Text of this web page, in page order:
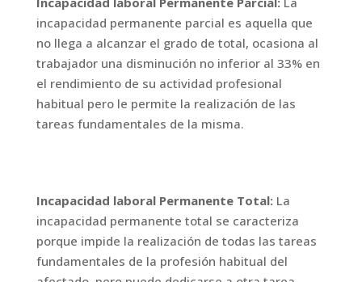
incapacidad permanente parcial es aquella que
no llega a alcanzar el grado de total, ocasiona al
trabajador una disminución no inferior al 33% en
el rendimiento de su actividad profesional
habitual pero le permite la realización de las
tareas fundamentales de la misma.
Incapacidad laboral Permanente Total:La
incapacidad permanente total se caracteriza
porque impide la realización de todas las tareas
fundamentales de la profesión habitual del